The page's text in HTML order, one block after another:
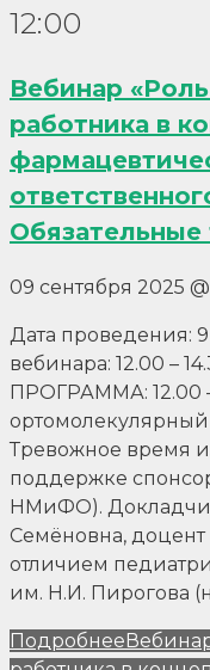
12:00
Вебинар
работника в
Обязательные
09 сентября 2025
Дата проведения:
вебинара: 12.00 –
ПРОГРАММА: 12.00
Тревожное время
поддержке
НМиФО).
Семёновна,
отличием
им. Н.И. Пирогова
Подробнее